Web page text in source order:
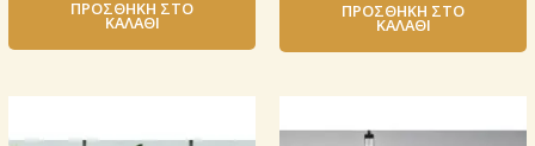
ΠΡΟΣΘΉΚΗ ΣΤΟ
ΚΑΛΆΘΙ
ΠΡΟΣΘΉΚΗ ΣΤΟ
ΚΑΛΆΘΙ